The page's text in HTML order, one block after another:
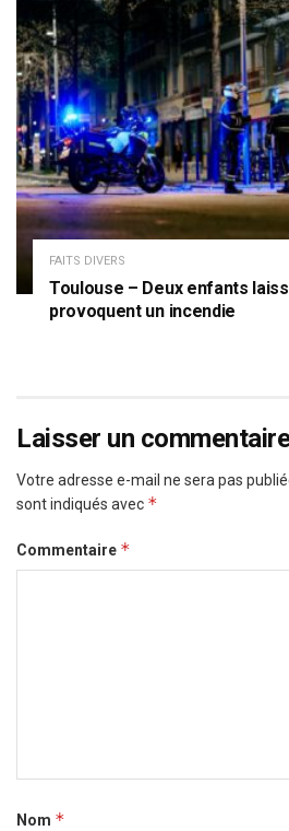
FAITS DIVERS
Toulouse – Deux enfants
provoquent un incendie
Laisser un
Votre adresse e-mail ne sera pas
sont indiqués avec *
Commentaire *
Nom *